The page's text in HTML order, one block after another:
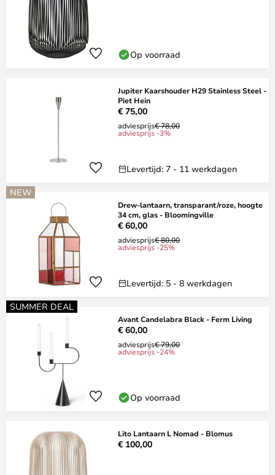
Op voorraad
Jupiter Kaarshouder H29 Stainless Steel -
Piet Hein
€ 75,00
adviesprijs€ 78,00
adviesprijs -3%
Levertijd: 7 - 11 werkdagen
NEW
Drew-lantaarn, transparant/roze, hoogte
34 cm, glas - Bloomingville
€ 60,00
adviesprijs€ 80,00
adviesprijs -25%
Levertijd: 5 - 8 werkdagen
SUMMER DEAL
Avant Candelabra Black - Ferm Living
€ 60,00
adviesprijs€ 79,00
adviesprijs -24%
Op voorraad
Lito Lantaarn L Nomad - Blomus
€ 100,00